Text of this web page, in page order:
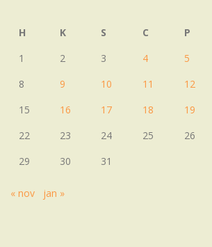
H
K S C P
1
2 3 4 5
8
9 10 11 12
15
16 17 18 19
22
23 24 25 26
29
30 31
« nov jan »